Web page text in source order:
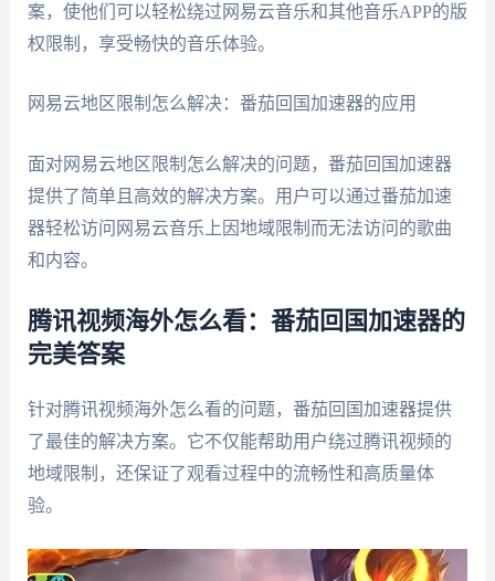
案，使他们可以轻松绕过网易云音乐和其他音乐APP的版
权限制，享受畅快的音乐体验。
网易云地区限制怎么解决：番茄回国加速器的应用
面对网易云地区限制怎么解决的问题，番茄回国加速器
提供了简单且高效的解决方案。用户可以通过番茄加速
器轻松访问网易云音乐上因地域限制而无法访问的歌曲
和内容。
腾讯视频海外怎么看：番茄回国加速器的
完美答案
针对腾讯视频海外怎么看的问题，番茄回国加速器提供
了最佳的解决方案。它不仅能帮助用户绕过腾讯视频的
地域限制，还保证了观看过程中的流畅性和高质量体
验。